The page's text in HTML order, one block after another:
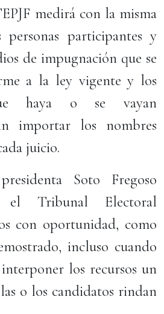
medirá con la misma
participantes y
de impugnación que se
a la ley vigente y los
haya o se vayan
importar los nombres
juicio.
Soto Fregoso
el Tribunal Electoral
con oportunidad, como
incluso cuando
los recursos un
o los candidatos rindan